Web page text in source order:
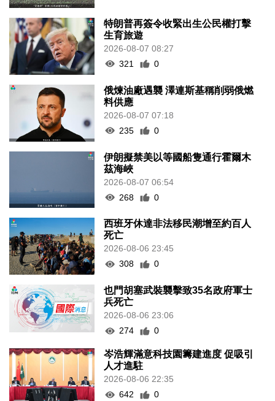
特朗普再簽令收緊出生公民權打擊
生育旅遊
2026-08-07 08:27
321
0
俄煉油廠遇襲 澤連斯基稱削弱俄燃
料供應
2026-08-07 07:18
235
0
伊朗擬禁美以等國船隻通行霍爾木
茲海峽
2026-08-07 06:54
268
0
西班牙休達非法移民潮增至約百人
死亡
2026-08-06 23:45
308
0
也門胡塞武裝襲擊致35名政府軍士
兵死亡
2026-08-06 23:06
274
0
岑浩輝滿意科技園籌建進度 促吸引
人才進駐
2026-08-06 22:35
642
0